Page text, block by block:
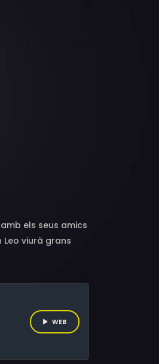
els seus amics
viurà grans
en l'ús dels
WEB